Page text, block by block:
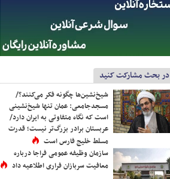
در بحث مشارکت کنید
شیخ‌نشین‌ها چگونه فکر می‌کنند؟/
مسجدجامعی: عمان تنها شیخ‌نشینی
است که نگاه متفاوتی به ایران دارد/
عربستان برادر بزرگ‌تر نیست؛ قدرت
مسلط خلیج فارس است
سازمان وظیفه عمومی فراجا درباره
معافیت سربازان فراری اطلاعیه داد